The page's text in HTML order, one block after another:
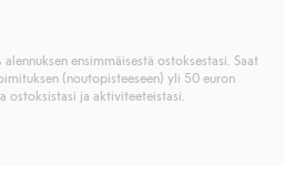
ja PostNordin
ostosummasta.
ensimmäisestä ostoksestasi. Saat
(noutopisteeseen) yli 50 euron
ostoksistasi ja aktiviteeteistasi.